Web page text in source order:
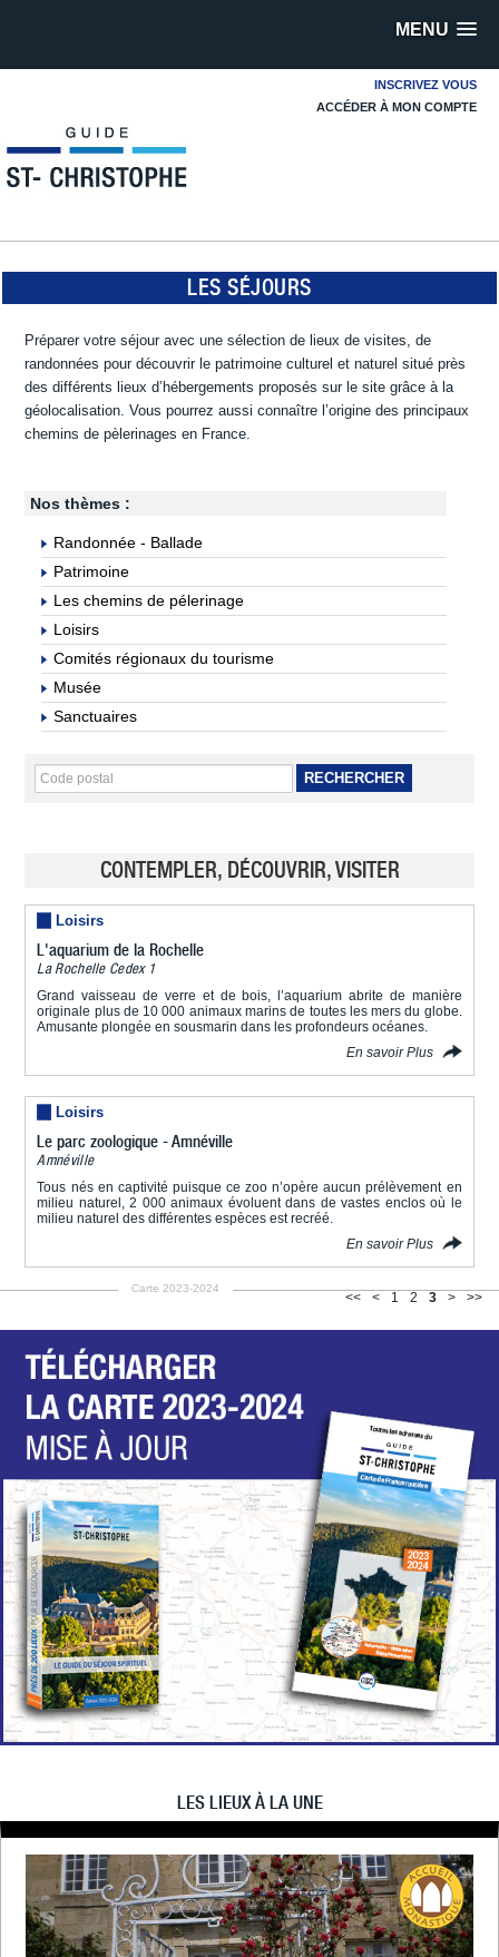
MENU
INSCRIVEZ VOUS
ACCÉDER À MON COMPTE
LES SÉJOURS
Préparer votre séjour avec une sélection de lieux de visites, de
randonnées pour découvrir le patrimoine culturel et naturel situé près
des différents lieux d’hébergements proposés sur le site grâce à la
géolocalisation. Vous pourrez aussi connaître l’origine des principaux
chemins de pèlerinages en France.
Nos thèmes :
Randonnée - Ballade
Patrimoine
Les chemins de pélerinage
Loisirs
Comités régionaux du tourisme
Musée
Sanctuaires
RECHERCHER
CONTEMPLER, DÉCOUVRIR, VISITER
Loisirs
L'aquarium de la Rochelle
La Rochelle Cedex 1
Grand vaisseau de verre et de bois, l’aquarium abrite de manière
originale plus de 10 000 animaux marins de toutes les mers du globe.
Amusante plongée en sousmarin dans les profondeurs océanes.
En savoir Plus
Loisirs
Le parc zoologique - Amnéville
Amnéville
Tous nés en captivité puisque ce zoo n’opère aucun prélèvement en
milieu naturel, 2 000 animaux évoluent dans de vastes enclos où le
milieu naturel des différentes espèces est recréé.
En savoir Plus
<< < 1 2 3 > >>
Carte 2023-2024
LES LIEUX À LA UNE